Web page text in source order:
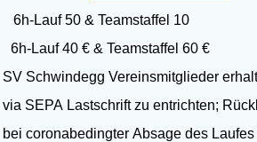
Lauf 50 & Teamstaffel 10
Lauf 40 € & Teamstaffel 60 €
Vereinsmitglieder erhalten 10 €
SEPA Lastschrift zu entrichten;
Absage des